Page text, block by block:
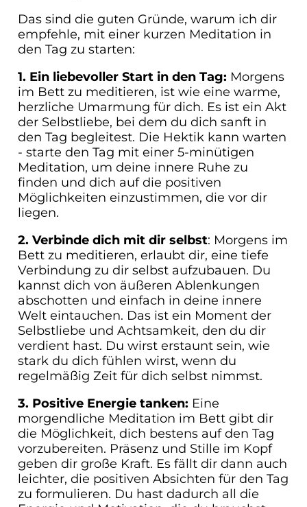
Das sind die guten Gründe, warum ich dir
empfehle, mit einer kurzen Meditation in
den Tag zu starten:
1. Ein liebevoller Start in den Tag: Morgens
im Bett zu meditieren, ist wie eine warme,
herzliche Umarmung für dich. Es ist ein Akt
der Selbstliebe, bei dem du dich sanft in
den Tag begleitest. Die Hektik kann warten
- starte den Tag mit einer 5-minütigen
Meditation, um deine innere Ruhe zu
finden und dich auf die positiven
Möglichkeiten einzustimmen, die vor dir
liegen.
2. Verbinde dich mit dir selbst: Morgens im
Bett zu meditieren, erlaubt dir, eine tiefe
Verbindung zu dir selbst aufzubauen. Du
kannst dich von äußeren Ablenkungen
abschotten und einfach in deine innere
Welt eintauchen. Das ist ein Moment der
Selbstliebe und Achtsamkeit, den du dir
verdient hast. Du wirst erstaunt sein, wie
stark du dich fühlen wirst, wenn du
regelmäßig Zeit für dich selbst nimmst.
3. Positive Energie tanken: Eine
morgendliche Meditation im Bett gibt dir
die Möglichkeit, dich bestens auf den Tag
vorzubereiten. Präsenz und Stille im Kopf
geben dir große Kraft. Es fällt dir dann auch
leichter, die positiven Absichten für den Tag
zu formulieren. Du hast dadurch all die